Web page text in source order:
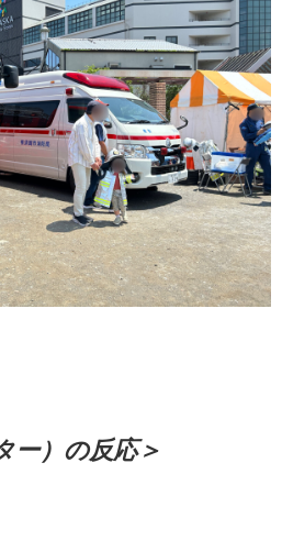
ー）の反応＞